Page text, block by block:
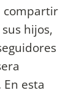
compartir
hijos,
esta